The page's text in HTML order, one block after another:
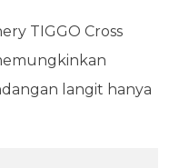
TIGGO Cross
langit hanya